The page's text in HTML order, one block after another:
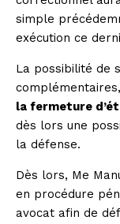
simple
exécution ce
La possibilité de
complémentaires,
la fermeture
dès lors une
la défense.
Dès lors, Me
en procédure
avocat afin de